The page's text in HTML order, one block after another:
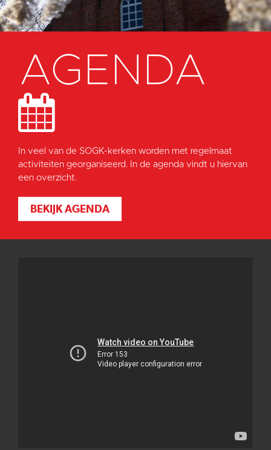
AGENDA
In veel van de SOGK-kerken worden met regelmaat
activiteiten georganiseerd. In de agenda vindt u hiervan
een overzicht.
BEKIJK AGENDA